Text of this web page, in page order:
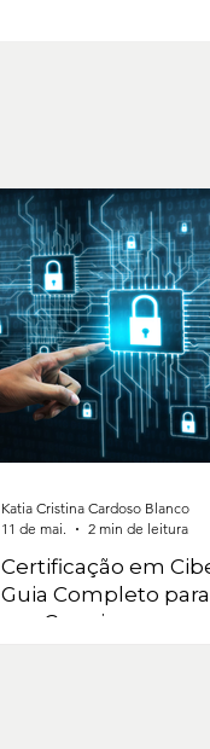
Certificação em
Guia Completo
sua Carreira
Katia Cristina Cardoso Blanco
11 de mai.
2 min de leitura